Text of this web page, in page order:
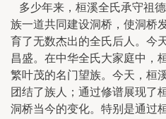
多少年来，桓溪全氏承守祖
族一道共同建设洞桥，使洞桥
育了无数杰出的全氏后人。今
昌盛。在中华全氏大家庭中，
繁叶茂的名门望族。今天，桓
团结了族人；通过修谱展现了
洞桥当今的变化。特别是通过